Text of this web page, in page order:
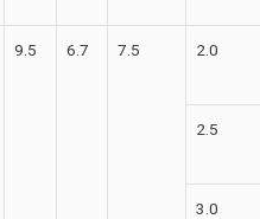
9.5 6.7 7.5 2.0
2.5
3.0